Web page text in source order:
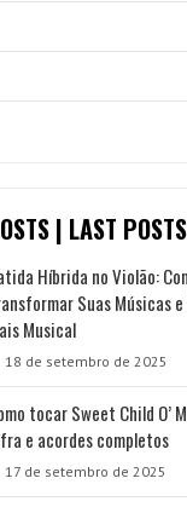
| LAST POSTS
Híbrida no Violão:
Suas Músicas
Musical
18 de setembro de 2025
tocar Sweet Child O’
e acordes completos
17 de setembro de 2025